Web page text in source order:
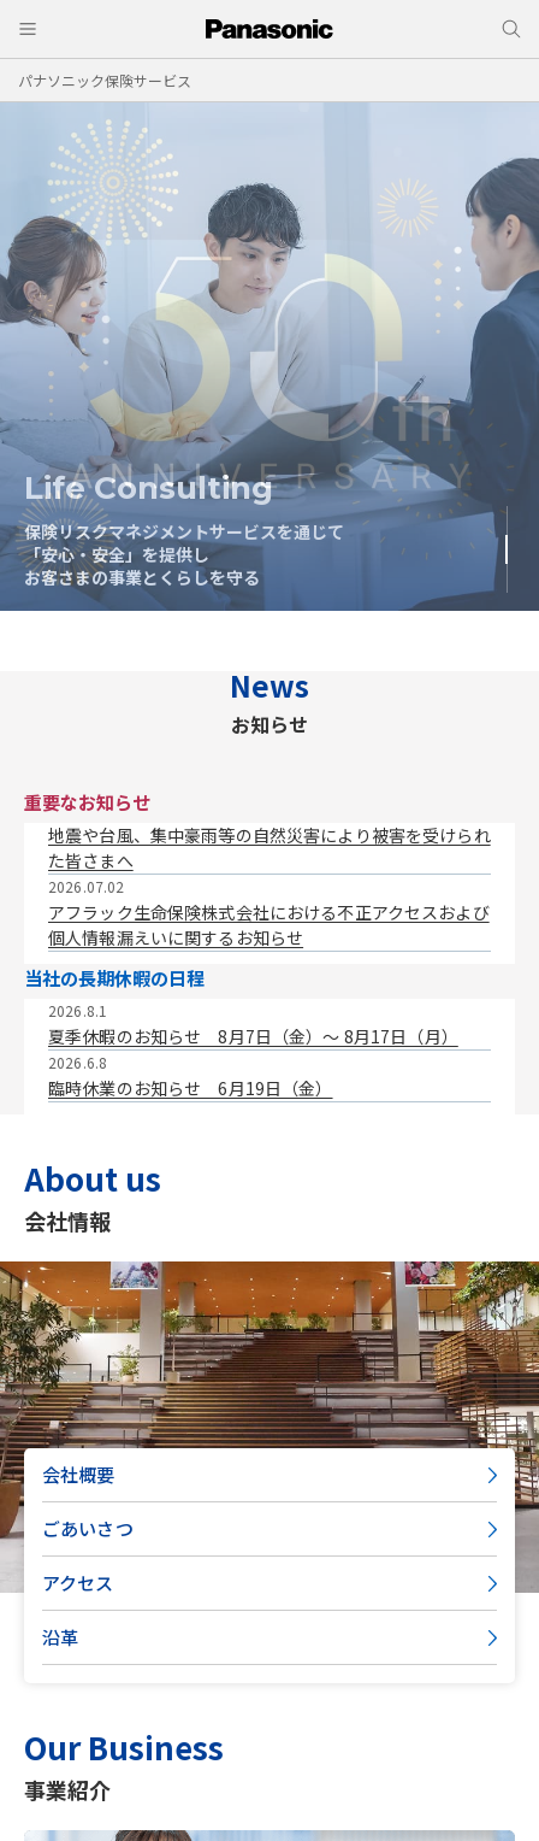
パナソニック保険サービス
Life Consulting
保険リスクマネジメントサービスを通じて
「安心・安全」を提供し
お客さまの事業とくらしを守る
Risk Consulting
保険リスクマネジメントサービスを通じて
「安心・安全」を提供し
お客さまの事業とくらしを守る
News
お知らせ
重要なお知らせ
地震や台風、集中豪雨等の自然災害により被害を受けられ
た皆さまへ
2026.07.02
アフラック生命保険株式会社における不正アクセスおよび
個人情報漏えいに関するお知らせ
当社の長期休暇の日程
2026.8.1
夏季休暇のお知らせ 8月7日（金）〜 8月17日（月）
2026.6.8
臨時休業のお知らせ 6月19日（金）
About us
会社情報
会社概要
ごあいさつ
アクセス
沿革
Our Business
事業紹介